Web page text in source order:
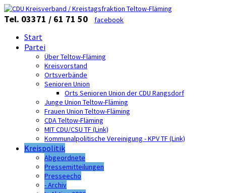
Tel. 03371 / 61 71 50 facebook
Start
Partei
Über Teltow-Fläming
Kreisvorstand
Ortsverbände
Senioren Union
Orts Senioren Union der CDU Rangsdorf
Junge Union Teltow-Fläming
Frauen Union Teltow-Fläming
CDA Teltow-Fläming
MIT CDU/CSU TF (Link)
Kommunalpolitische Vereinigung - KPV TF (Link)
Kreispolitik
Abgeordnete
Pressemitteilungen
Presseecho
- Archiv